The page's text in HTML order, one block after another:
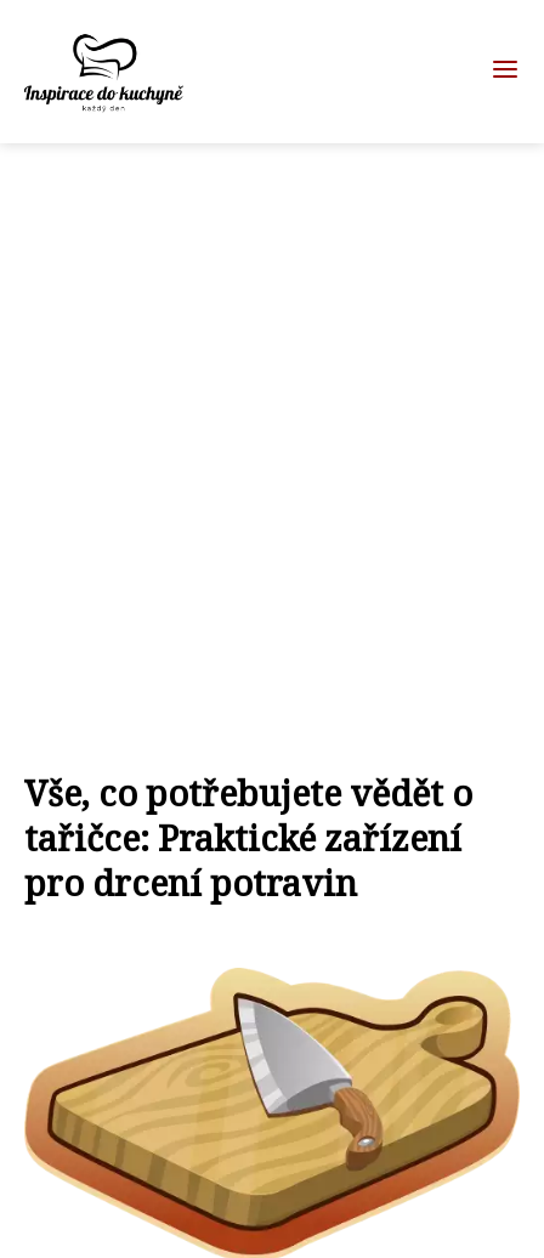
Vše, co potřebujete vědět o
tařičce: Praktické zařízení
pro drcení potravin